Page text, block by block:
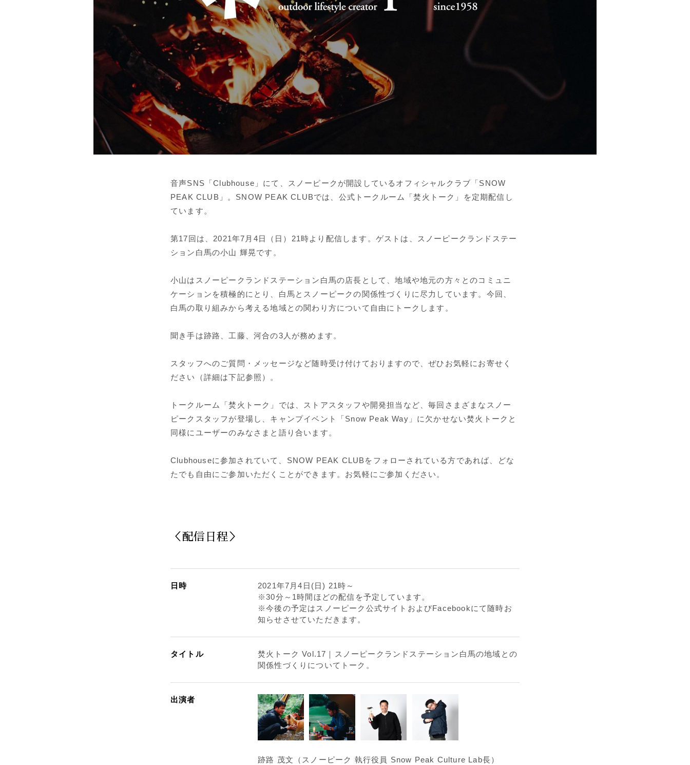
音声SNS「Clubhouse」にて、スノーピークが開設しているオフィシャルクラブ「SNOW
PEAK CLUB」。SNOW PEAK CLUBでは、公式トークルーム「焚火トーク」を定期配信し
ています。
第17回は、2021年7月4日（日）21時より配信します。ゲストは、スノーピークランドステー
ション白馬の小山 輝晃です。
小山はスノーピークランドステーション白馬の店長として、地域や地元の方々とのコミュニ
ケーションを積極的にとり、白馬とスノーピークの関係性づくりに尽力しています。今回、
白馬の取り組みから考える地域との関わり方について自由にトークします。
聞き手は跡路、工藤、河合の3人が務めます。
スタッフへのご質問・メッセージなど随時受け付けておりますので、ぜひお気軽にお寄せく
ださい（詳細は下記参照）。
トークルーム「焚火トーク」では、ストアスタッフや開発担当など、毎回さまざまなスノー
ピークスタッフが登場し、キャンプイベント「Snow Peak Way」に欠かせない焚火トークと
同様にユーザーのみなさまと語り合います。
Clubhouseに参加されていて、SNOW PEAK CLUBをフォローされている方であれば、どな
たでも自由にご参加いただくことができます。お気軽にご参加ください。
＜配信日程＞
日時
2021年7月4日(日) 21時～
※30分～1時間ほどの配信を予定しています。
※今後の予定はスノーピーク公式サイトおよびFacebookにて随時お
知らせさせていただきます。
タイトル
焚火トーク Vol.17｜スノーピークランドステーション白馬の地域との
関係性づくりについてトーク。
出演者
跡路 茂文（スノーピーク 執行役員 Snow Peak Culture Lab長）